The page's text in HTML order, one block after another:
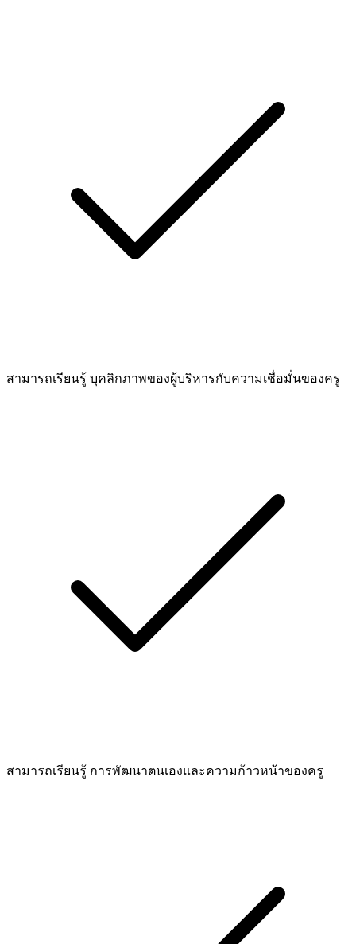
สามารถเรียนรู้ บุคลิกภาพของผู้บริหารกับความเชื่อมั่นของครู
สามารถเรียนรู้ การพัฒนาตนเองและความก้าวหน้าของครู